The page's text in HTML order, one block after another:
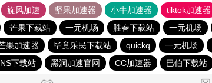
旋风加速 坚果加速器 小牛加速器 tiktok加速器
芒果下载站 一元机场 胜春下载站 一元机场
果加速器 毕竟乐民下载站 quickq 一元机场
下载站 黑洞加速官网 CC加速器 巴伯下载站